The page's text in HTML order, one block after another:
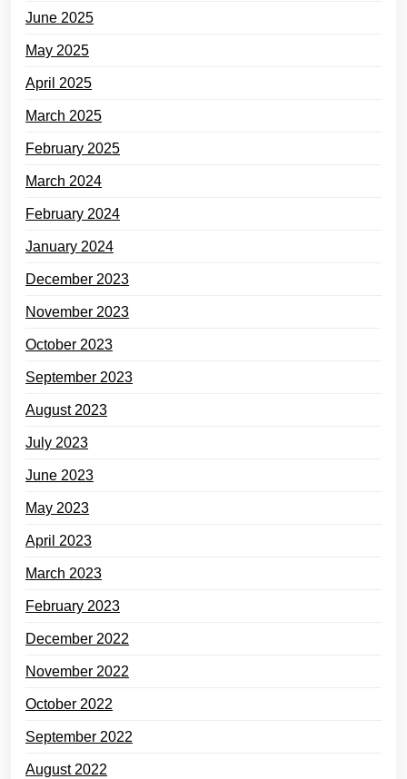
June 2025
May 2025
April 2025
March 2025
February 2025
March 2024
February 2024
January 2024
December 2023
November 2023
October 2023
September 2023
August 2023
July 2023
June 2023
May 2023
April 2023
March 2023
February 2023
December 2022
November 2022
October 2022
September 2022
August 2022